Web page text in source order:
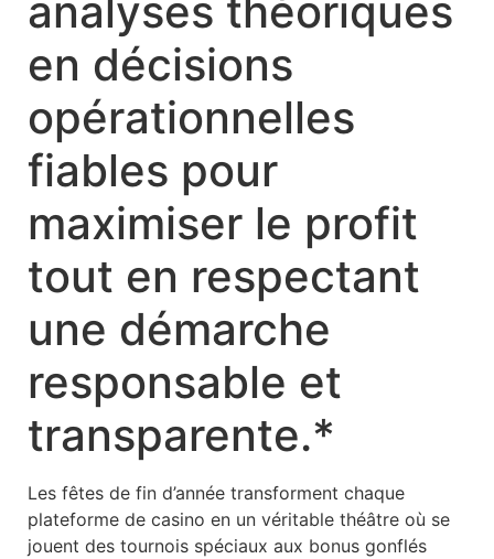
analyses théoriques
en décisions
opérationnelles
fiables pour
maximiser le profit
tout en respectant
une démarche
responsable et
transparente.*
Les fêtes de fin d’année transforment chaque
plateforme de casino en un véritable théâtre où se
jouent des tournois spéciaux aux bonus gonflés